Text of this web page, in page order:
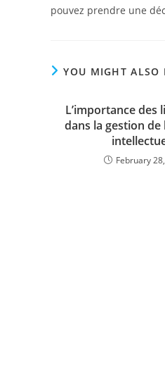
pouvez prendre une
YOU MIGHT ALSO
L’importance des
dans la gestion
February